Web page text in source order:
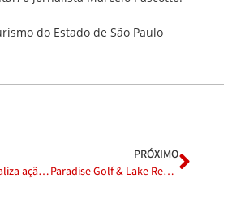
do Estado de São Paulo
Polícia Militar realiza ação dentro do Akimatsuri 2013
PRÓXIMO
Paradise Golf & Lake Resort é uma das melhores opções de hotelaria em Mogi das Cruzes